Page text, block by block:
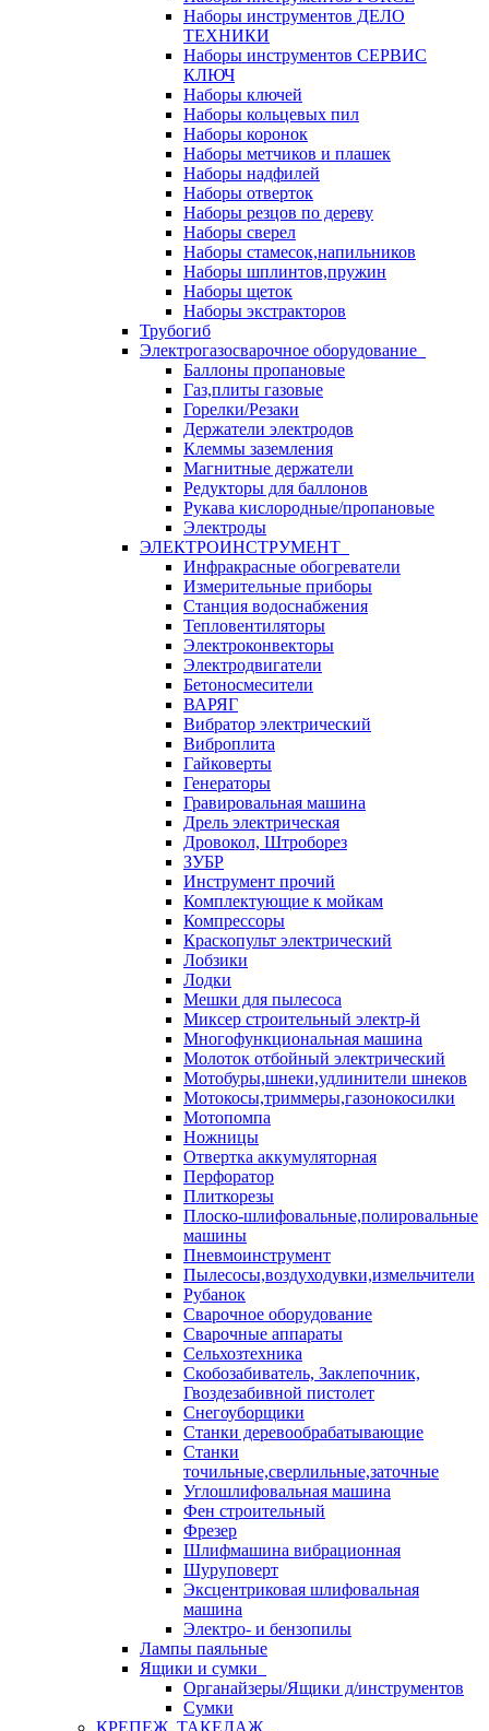
Наборы инструментов ДЕЛО
ТЕХНИКИ
Наборы инструментов СЕРВИС
КЛЮЧ
Наборы ключей
Наборы кольцевых пил
Наборы коронок
Наборы метчиков и плашек
Наборы надфилей
Наборы отверток
Наборы резцов по дереву
Наборы сверел
Наборы стамесок,напильников
Наборы шплинтов,пружин
Наборы щеток
Наборы экстракторов
Трубогиб
Электрогазосварочное оборудование
Баллоны пропановые
Газ,плиты газовые
Горелки/Резаки
Держатели электродов
Клеммы заземления
Магнитные держатели
Редукторы для баллонов
Рукава кислородные/пропановые
Электроды
ЭЛЕКТРОИНСТРУМЕНТ
Инфракрасные обогреватели
Измерительные приборы
Станция водоснабжения
Тепловентиляторы
Электроконвекторы
Электродвигатели
Бетоносмесители
ВАРЯГ
Вибратор электрический
Виброплита
Гайковерты
Генераторы
Гравировальная машина
Дрель электрическая
Дровокол, Штроборез
ЗУБР
Инструмент прочий
Комплектующие к мойкам
Компрессоры
Краскопульт электрический
Лобзики
Лодки
Мешки для пылесоса
Миксер строительный электр-й
Многофункциональная машина
Молоток отбойный электрический
Мотобуры,шнеки,удлинители шнеков
Мотокосы,триммеры,газонокосилки
Мотопомпа
Ножницы
Отвертка аккумуляторная
Перфоратор
Плиткорезы
Плоско-шлифовальные,полировальные
машины
Пневмоинструмент
Пылесосы,воздуходувки,измельчители
Рубанок
Сварочное оборудование
Сварочные аппараты
Сельхозтехника
Скобозабиватель, Заклепочник,
Гвоздезабивной пистолет
Снегоуборщики
Станки деревообрабатывающие
Станки
точильные,сверлильные,заточные
Углошлифовальная машина
Фен строительный
Фрезер
Шлифмашина вибрационная
Шуруповерт
Эксцентриковая шлифовальная
машина
Электро- и бензопилы
Лампы паяльные
Ящики и сумки
Органайзеры/Ящики д/инструментов
Сумки
КРЕПЕЖ, ТАКЕЛАЖ